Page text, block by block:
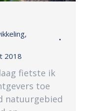
,
2018
fietste ik
toe
natuurgebied